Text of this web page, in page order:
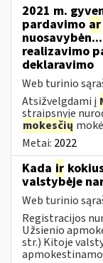
2021 m.
pardavimo ar
nuosavybėn...
realizavimo
deklaravimo
Web turinio
Atsižvelgdami į
straipsnyje
mokesčių
Metai: 2022
Kada ir
valstybėje
Web turinio
Registracijos
Užsienio
str.) Kitoje